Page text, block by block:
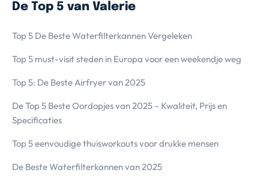
De Top 5 van Valerie
Top 5 De Beste Waterfilterkannen Vergeleken
Top 5 must-visit steden in Europa voor een weekendje weg
Top 5: De Beste Airfryer van 2025
De Top 5 Beste Oordopjes van 2025 – Kwaliteit, Prijs en
Specificaties
Top 5 eenvoudige thuisworkouts voor drukke mensen
De Beste Waterfilterkannen van 2025